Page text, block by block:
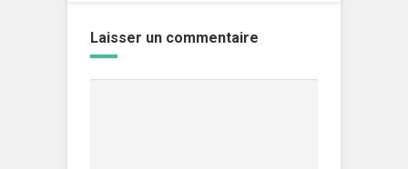
Laisser un commentaire